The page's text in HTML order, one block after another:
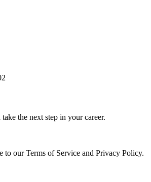
the next step in your career.
to our Terms of Service and Privacy Policy.